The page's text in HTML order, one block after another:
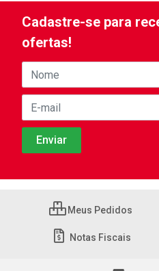
Cadastre-se para
ofertas!
Meus Pedidos
Notas Fiscais